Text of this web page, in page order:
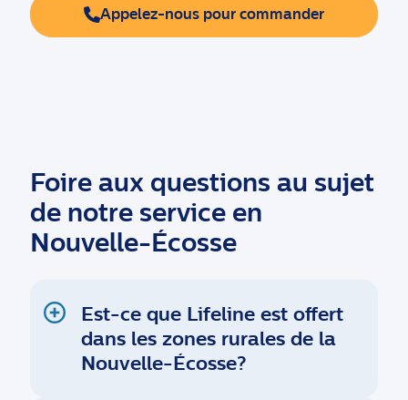
Appelez-nous pour commander
Foire aux questions au sujet
de notre service en
Nouvelle-Écosse
Est-ce que Lifeline est offert
dans les zones rurales de la
Nouvelle-Écosse?